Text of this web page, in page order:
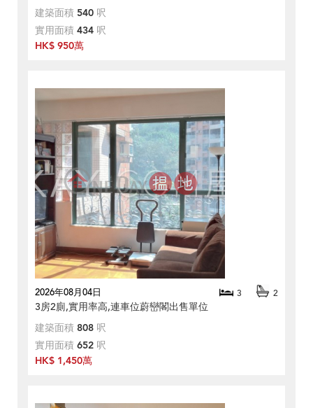
建築面積 540 呎
實用面積 434 呎
HK$ 950萬
2026年08月04日 3 2
3房2廁,實用率高,連車位蔚巒閣出售單位
建築面積 808 呎
實用面積 652 呎
HK$ 1,450萬